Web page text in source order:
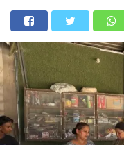
उत्तराखंड अल्मोड़ाउत्तरकाशी
देहरादून
नैनीताल पिथौरागढ़
मनोरंजन